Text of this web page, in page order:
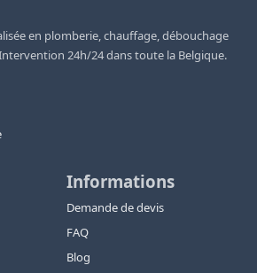
en plomberie, chauffage, débouchage
24h/24 dans toute la Belgique.
Informations
Demande de devis
FAQ
Blog